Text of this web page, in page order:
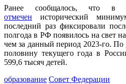
Ранее сообщалось, что
отмечен исторический
последний раз фиксировали
полгода в РФ появилось на свет
чем за данный период 2023-го.
половину текущего года в
599,6 тысяч детей.
образование Совет Федерации